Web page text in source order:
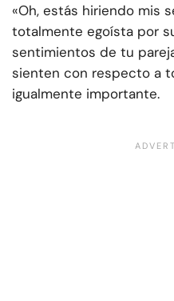
«Oh, estás hiriendo mis
totalmente egoísta por
sentimientos de tu
sienten con respecto a
igualmente importante.